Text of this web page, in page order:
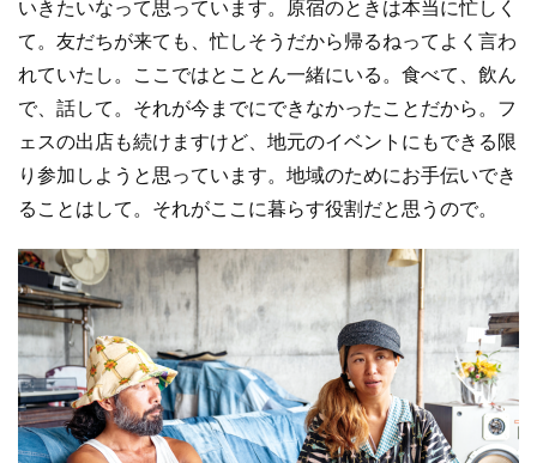
いきたいなって思っています。原宿のときは本当に忙しく
て。友だちが来ても、忙しそうだから帰るねってよく言わ
れていたし。ここではとことん一緒にいる。食べて、飲ん
で、話して。それが今までにできなかったことだから。フ
ェスの出店も続けますけど、地元のイベントにもできる限
り参加しようと思っています。地域のためにお手伝いでき
ることはして。それがここに暮らす役割だと思うので。